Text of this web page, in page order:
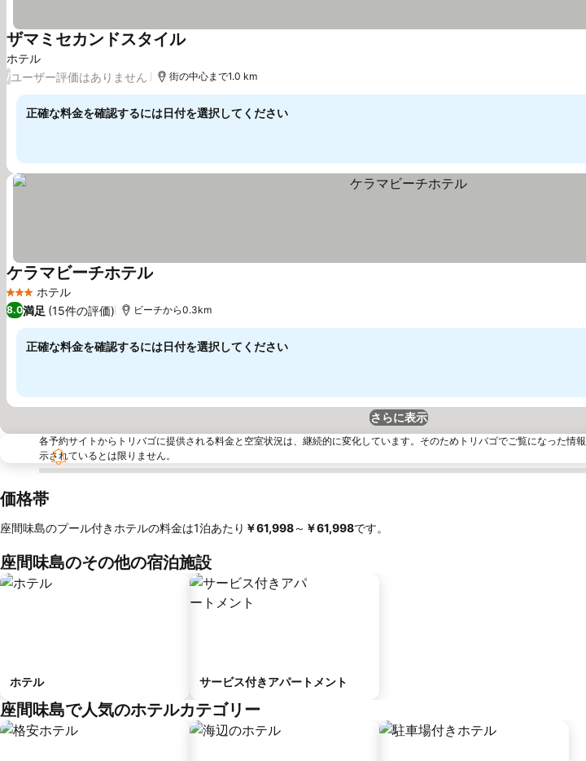
ホテル
ザマミセカンドスタイル
/ユーザー評価はありません 街の中心まで1.0 km
正確な料金を確認するには日付を選択してください
3 ホテルのランク
ホテル
ケラマビーチホテル
8.0満足 (15件の評価) ビーチから0.3km
正確な料金を確認するには日付を選択してください
さらに表示
各予約サイトからトリバゴに提供される料金と空室状況は、継続的に変化しています。そのためトリバゴでご覧になった情
示されているとは限りません。
価格帯
座間味島のプール付きホテルの料金は1泊あたり ‎￥61,998～ ‎￥61,998です。
座間味島のその他の宿泊施設
ホテル サービス付きアパートメント
座間味島で人気のホテルカテゴリー